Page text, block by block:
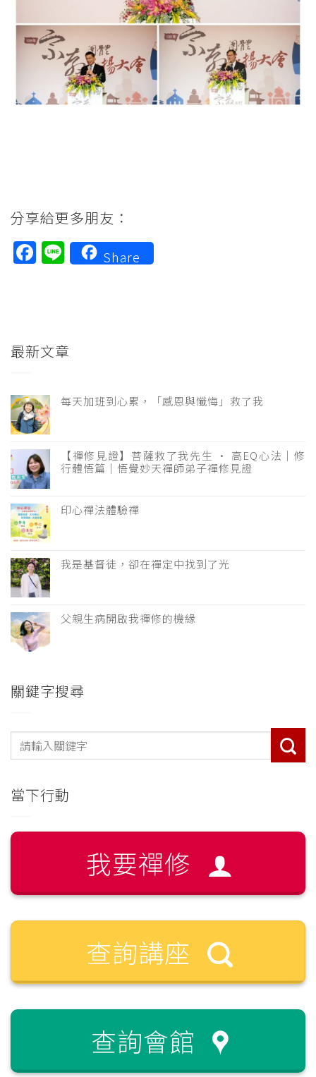
分享給更多朋友：
Facebook
LineShare
最新文章
每天加班到心累，「感恩與懺悔」救了我
【禪修見證】菩薩救了我先生 · 高EQ心法｜修
行體悟篇｜悟覺妙天禪師弟子禪修見證
印心禪法體驗禪
我是基督徒，卻在禪定中找到了光
父親生病開啟我禪修的機緣
關鍵字搜尋
當下行動
我要禪修
查詢講座
查詢會館